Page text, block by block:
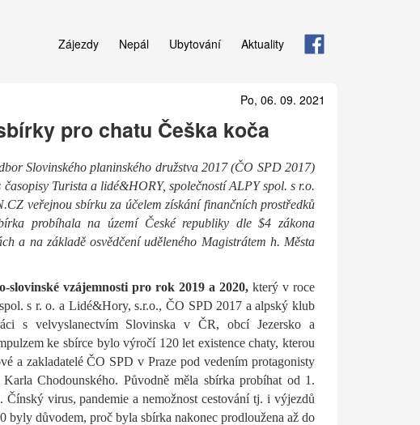
Zájezdy Nepál Ubytování Aktuality
Po, 06. 09. 2021
pro chatu Češka koča
Slovinského planinského družstva 2017 (ČO SPD 2017)
Turista a lidé&HORY, společností ALPY spol. s r.o.
veřejnou sbírku za účelem získání finančních prostředků
probíhala na území České republiky dle $4 zákona
a na základě osvědčení uděleného Magistrátem h. Města
slovinské vzájemnosti pro rok 2019 a 2020, který v roce
s r. o. a Lidé&Hory, s.r.o., ČO SPD 2017 a alpský klub
s velvyslanectvím Slovinska v ČR, obcí Jezersko a
ke sbírce bylo výročí 120 let existence chaty, kterou
a zakladatelé ČO SPD v Praze pod vedením protagonisty
Chodounského. Původně měla sbírka probíhat od 1.
Čínský virus, pandemie a nemožnost cestování tj. i výjezdů
byly důvodem, proč byla sbírka nakonec prodloužena až do